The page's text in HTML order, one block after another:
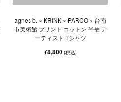
agnes b. × KRINK × PARCO × 台南
市美術館 プリント コットン 半袖 ア
ーティスト Tシャツ
¥8,800(税込)